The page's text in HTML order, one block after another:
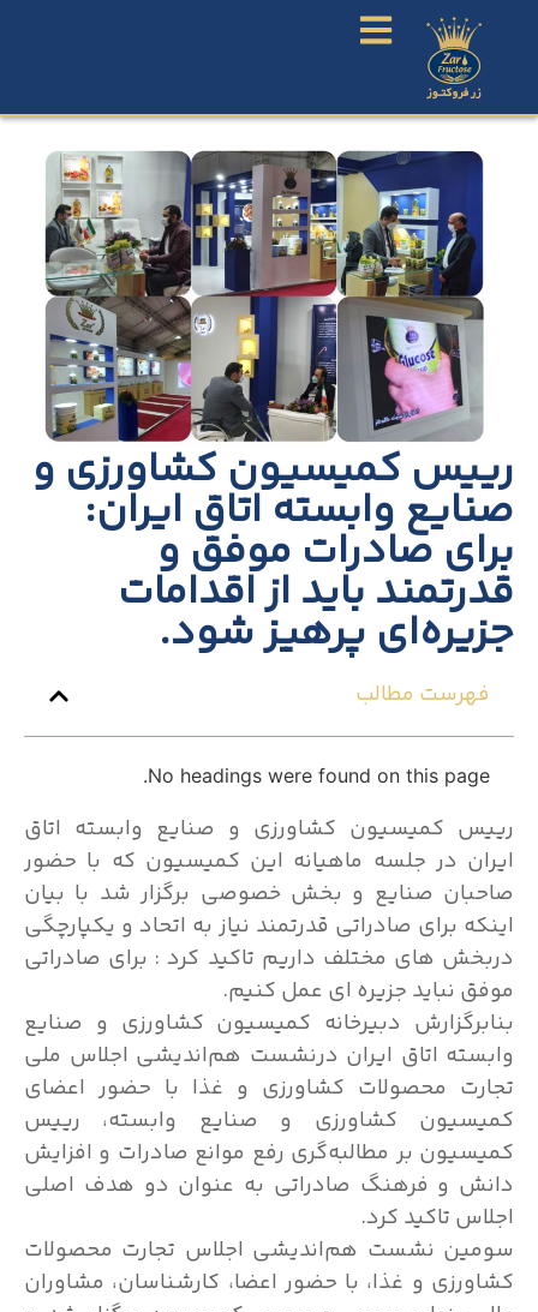
رییس کمیسیون کشاورزی و
صنایع وابسته اتاق ایران:
برای صادرات موفق و
قدرتمند باید از اقدامات
جزیره‌ای پرهیز شود.
فهرست مطالب
No headings were found on this page.
رییس کمیسیون کشاورزی و صنایع وابسته اتاق
ایران در جلسه ماهیانه این کمیسیون که با حضور
صاحبان صنایع و بخش خصوصی برگزار شد با بیان
اینکه برای صادراتی قدرتمند نیاز به اتحاد و یکپارچگی
دربخش های مختلف داریم تاکید کرد : برای صادراتی
موفق نباید جزیره ای عمل کنیم.
بنابرگزارش دبیرخانه کمیسیون کشاورزی و صنایع
وابسته اتاق ایران درنشست هم‌اندیشی اجلاس ملی
تجارت محصولات کشاورزی و غذا با حضور اعضای
کمیسیون کشاورزی و صنایع وابسته، رییس
کمیسیون بر مطالبه‌گری رفع موانع صادرات و افزایش
دانش و فرهنگ صادراتی به عنوان دو هدف اصلی
اجلاس تاکید کرد.
سومین نشست هم‌اندیشی اجلاس تجارت محصولات
کشاورزی و غذا، با حضور اعضا، کارشناسان، مشاوران